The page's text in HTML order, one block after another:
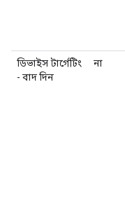
ডিভাইস টার্গেটিং
- বাদ দিন
না